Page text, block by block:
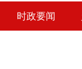
时政要闻